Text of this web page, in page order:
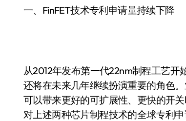
一、FinFET技术专利申请量持续下降
从2012年发布第一代22nm制程工艺开
还将在未来几年继续扮演重要的角色
可以带来更好的可扩展性、更快的开
对上述两种芯片制程技术的全球专利